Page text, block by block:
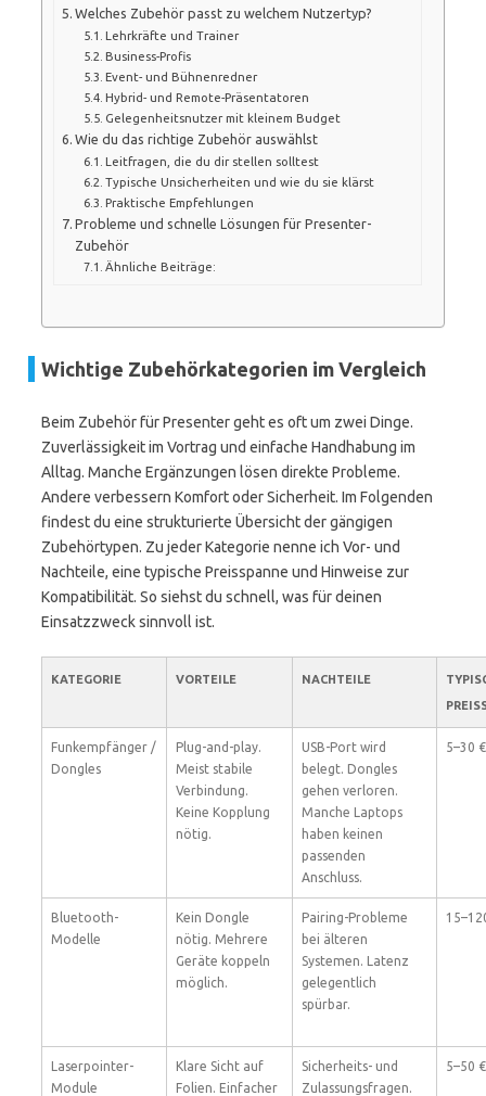
Welches Zubehör passt zu welchem Nutzertyp?
Lehrkräfte und Trainer
Business-Profis
Event- und Bühnenredner
Hybrid- und Remote-Präsentatoren
Gelegenheitsnutzer mit kleinem Budget
Wie du das richtige Zubehör auswählst
Leitfragen, die du dir stellen solltest
Typische Unsicherheiten und wie du sie klärst
Praktische Empfehlungen
Probleme und schnelle Lösungen für Presenter-
Zubehör
Ähnliche Beiträge:
Wichtige Zubehörkategorien im Vergleich
Beim Zubehör für Presenter geht es oft um zwei Dinge.
Zuverlässigkeit im Vortrag und einfache Handhabung im
Alltag. Manche Ergänzungen lösen direkte Probleme.
Andere verbessern Komfort oder Sicherheit. Im Folgenden
findest du eine strukturierte Übersicht der gängigen
Zubehörtypen. Zu jeder Kategorie nenne ich Vor- und
Nachteile, eine typische Preisspanne und Hinweise zur
Kompatibilität. So siehst du schnell, was für deinen
Einsatzzweck sinnvoll ist.
KATEGORIE VORTEILE NACHTEILE
Funkempfänger /
Dongles
Plug-and-play.
Meist stabile
Verbindung.
Keine Kopplung
nötig.
USB-Port wird
belegt. Dongles
gehen verloren.
Manche Laptops
haben keinen
passenden
Anschluss.
5–30 €
Bluetooth-
Modelle
Kein Dongle
nötig. Mehrere
Geräte koppeln
möglich.
Pairing-Probleme
bei älteren
Systemen. Latenz
gelegentlich
spürbar.
Laserpointer-
Module
Klare Sicht auf
Folien. Einfacher
Sicherheits- und
Zulassungsfragen.
5–50 €